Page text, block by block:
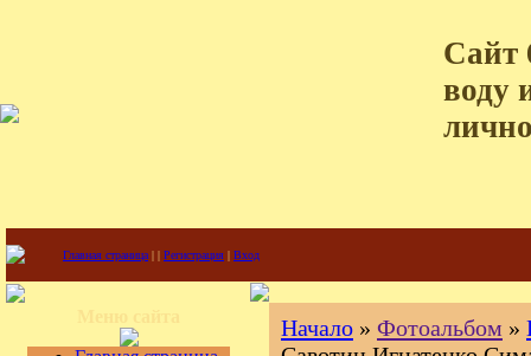
Сайт
воду
Главная страница | | Регистрация | Вход
Начало » Фотоальбом »